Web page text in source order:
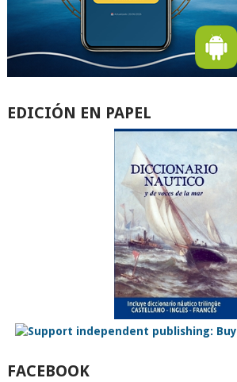
EDICIÓN EN PAPEL
FACEBOOK